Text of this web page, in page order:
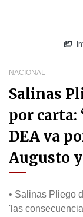
NACIONAL
Salinas
por carta:
DEA va
Augusto y
• Salinas Pliego
'las